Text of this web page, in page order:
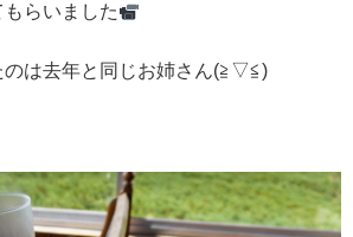
らいました
のは去年と同じお姉さん(≧▽≦)